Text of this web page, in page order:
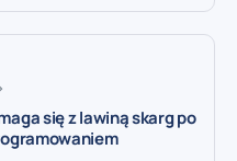
się z lawiną skarg po